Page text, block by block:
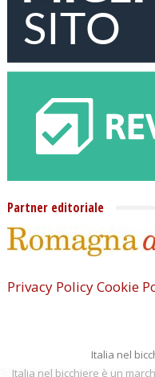
Partner editoriale
Privacy PolicyCookie
Italia nel
Italia nel bicchiere è un